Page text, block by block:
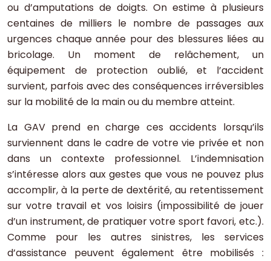
ou d’amputations de doigts. On estime à plusieurs
centaines de milliers le nombre de passages aux
urgences chaque année pour des blessures liées au
bricolage. Un moment de relâchement, un
équipement de protection oublié, et l’accident
survient, parfois avec des conséquences irréversibles
sur la mobilité de la main ou du membre atteint.
La GAV prend en charge ces accidents lorsqu’ils
surviennent dans le cadre de votre vie privée et non
dans un contexte professionnel. L’indemnisation
s’intéresse alors aux gestes que vous ne pouvez plus
accomplir, à la perte de dextérité, au retentissement
sur votre travail et vos loisirs (impossibilité de jouer
d’un instrument, de pratiquer votre sport favori, etc.).
Comme pour les autres sinistres, les services
d’assistance peuvent également être mobilisés :